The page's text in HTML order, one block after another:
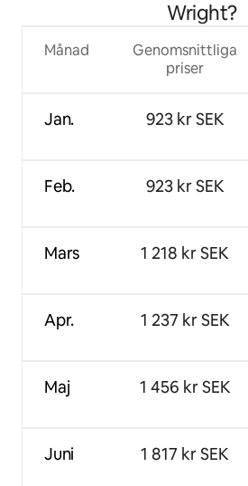
Wright?
Månad
Jan.
Feb.
Mars
Apr.
Maj
Juni
Genomsnittliga
priser
923 kr SEK
923 kr SEK
1 218 kr SEK
1 237 kr SEK
1 456 kr SEK
1 817 kr SEK